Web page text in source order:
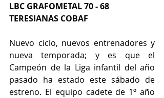
LBC GRAFOMETAL 70 - 68
TERESIANAS COBAF
Nuevo ciclo, nuevos entrenadores y
nueva temporada; y es que el
Campeón de la Liga infantil del año
pasado ha estado este sábado de
estreno. El equipo cadete de 1º año